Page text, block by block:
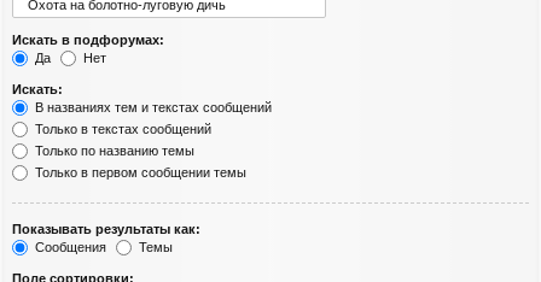
Искать в подфорумах:
Да
Нет
Искать:
В названиях тем и текстах сообщений
Только в текстах сообщений
Только по названию темы
Только в первом сообщении темы
Показывать результаты как:
Сообщения
Темы
Поле сортировки: